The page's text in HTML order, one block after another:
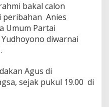
bakal calon
peribahan Anies
Umum Partai
diwarnai
Agus di
sejak pukul 19.00 di